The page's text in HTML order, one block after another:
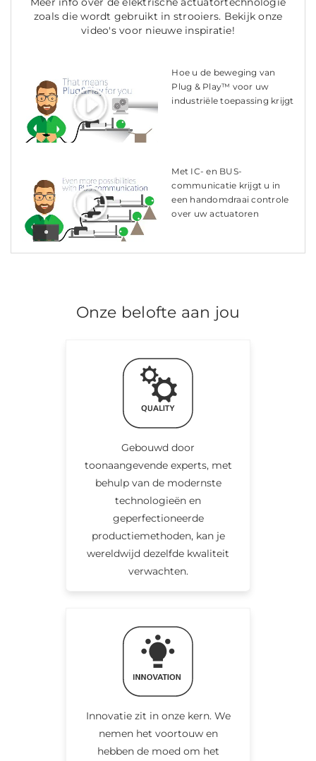
zoals die wordt gebruikt in strooiers. Bekijk onze
video's voor nieuwe inspiratie!
Hoe u de beweging van
Plug & Play™ voor uw
industriële toepassing krijgt
Met IC- en BUS-
communicatie krijgt u in
een handomdraai controle
over uw actuatoren
Onze belofte aan jou
Gebouwd door
toonaangevende experts, met
behulp van de modernste
technologieën en
geperfectioneerde
productiemethoden, kan je
wereldwijd dezelfde kwaliteit
verwachten.
Innovatie zit in onze kern. We
nemen het voortouw en
hebben de moed om het